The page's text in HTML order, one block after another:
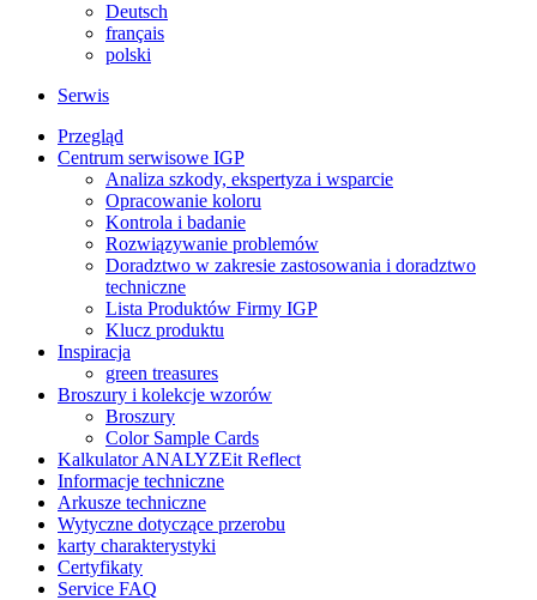
Deutsch
français
polski
Serwis
Przegląd
Centrum serwisowe IGP
Analiza szkody, ekspertyza i wsparcie
Opracowanie koloru
Kontrola i badanie
Rozwiązywanie problemów
Doradztwo w zakresie zastosowania i doradztwo
techniczne
Lista Produktów Firmy IGP
Klucz produktu
Inspiracja
green treasures
Broszury i kolekcje wzorów
Broszury
Color Sample Cards
Kalkulator ANALYZEit Reflect
Informacje techniczne
Arkusze techniczne
Wytyczne dotyczące przerobu
karty charakterystyki
Certyfikaty
Service FAQ